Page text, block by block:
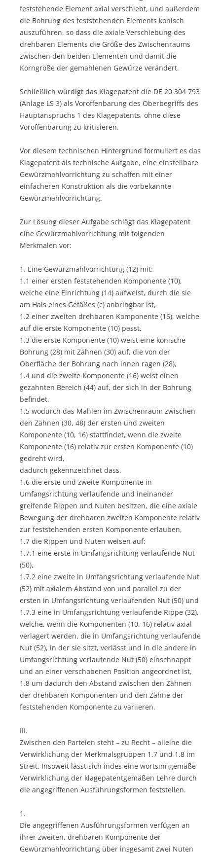
feststehende Element axial verschiebt, und außerdem
die Bohrung des feststehenden Elements konisch
auszuführen, so dass die axiale Verschiebung des
drehbaren Elements die Größe des Zwischenraums
zwischen den beiden Elementen und damit die
Korngröße der gemahlenen Gewürze verändert.
Schließlich würdigt das Klagepatent die DE 20 304 793
(Anlage LS 3) als Voroffenbarung des Oberbegriffs des
Hauptanspruchs 1 des Klagepatents, ohne diese
Voroffenbarung zu kritisieren.
Vor diesem technischen Hintergrund formuliert es das
Klagepatent als technische Aufgabe, eine einstellbare
Gewürzmahlvorrichtung zu schaffen mit einer
einfacheren Konstruktion als die vorbekannte
Gewürzmahlvorrichtung.
Zur Lösung dieser Aufgabe schlägt das Klagepatent
eine Gewürzmahlvorrichtung mit folgenden
Merkmalen vor:
1. Eine Gewürzmahlvorrichtung (12) mit:
1.1 einer ersten feststehenden Komponente (10),
welche eine Einrichtung (14) aufweist, durch die sie
am Hals eines Gefäßes (c) anbringbar ist,
1.2 einer zweiten drehbaren Komponente (16), welche
auf die erste Komponente (10) passt,
1.3 die erste Komponente (10) weist eine konische
Bohrung (28) mit Zähnen (30) auf, die von der
Oberfläche der Bohrung nach innen ragen (28),
1.4 und die zweite Komponente (16) weist einen
gezahnten Bereich (44) auf, der sich in der Bohrung
befindet,
1.5 wodurch das Mahlen im Zwischenraum zwischen
den Zähnen (30, 48) der ersten und zweiten
Komponente (10, 16) stattfindet, wenn die zweite
Komponente (16) relativ zur ersten Komponente (10)
gedreht wird,
dadurch gekennzeichnet dass,
1.6 die erste und zweite Komponente in
Umfangsrichtung verlaufende und ineinander
greifende Rippen und Nuten besitzen, die eine axiale
Bewegung der drehbaren zweiten Komponente relativ
zur feststehenden ersten Komponente erlauben,
1.7 die Rippen und Nuten weisen auf:
1.7.1 eine erste in Umfangsrichtung verlaufende Nut
(50),
1.7.2 eine zweite in Umfangsrichtung verlaufende Nut
(52) mit axialem Abstand von und parallel zu der
ersten in Umfangsrichtung verlaufenden Nut (50) und
1.7.3 eine in Umfangsrichtung verlaufende Rippe (32),
welche, wenn die Komponenten (10, 16) relativ axial
verlagert werden, die in Umfangsrichtung verlaufende
Nut (52), in der sie sitzt, verlässt und in die andere in
Umfangsrichtung verlaufende Nut (50) einschnappt
und an einer verschobenen Position angeordnet ist,
1.8 um dadurch den Abstand zwischen den Zähnen
der drehbaren Komponenten und den Zähne der
feststehenden Komponente zu variieren.
III.
Zwischen den Parteien steht – zu Recht – alleine die
Verwirklichung der Merkmalsgruppen 1.7 und 1.8 im
Streit. Insoweit lässt sich indes eine wortsinngemäße
Verwirklichung der klagepatentgemäßen Lehre durch
die angegriffenen Ausführungsformen feststellen.
1.
Die angegriffenen Ausführungsformen verfügen an
ihrer zweiten, drehbaren Komponente der
Gewürzmahlvorrichtung über insgesamt zwei Nuten